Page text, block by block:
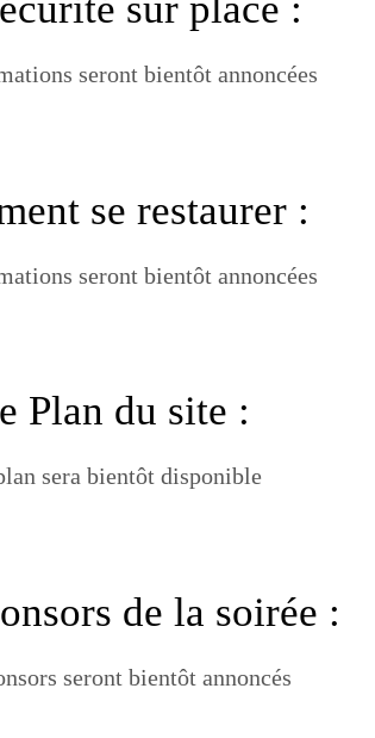
seront bientôt annoncées
se restaurer :
seront bientôt annoncées
Plan du site :
sera bientôt disponible
de la soirée :
seront bientôt annoncés